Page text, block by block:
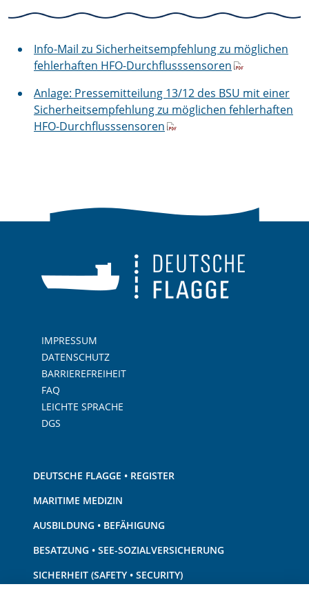
Info-Mail zu Sicherheitsempfehlung zu möglichen
fehlerhaften HFO-Durchflusssensoren
Anlage: Pressemitteilung 13/12 des BSU mit einer
Sicherheitsempfehlung zu möglichen fehlerhaften
HFO-Durchflusssensoren
IMPRESSUM
DATENSCHUTZ
BARRIEREFREIHEIT
FAQ
LEICHTE SPRACHE
DGS
DEUTSCHE FLAGGE • REGISTER
MARITIME MEDIZIN
AUSBILDUNG • BEFÄHIGUNG
BESATZUNG • SEE-SOZIALVERSICHERUNG
SICHERHEIT (SAFETY • SECURITY)